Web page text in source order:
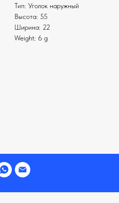
Тип: Уголок наружный
Высота: 55
Ширина: 22
Weight: 6 g